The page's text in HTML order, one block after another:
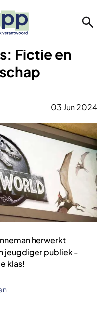
Fictie en
03 Jun 2024
herwerkt
jeugdiger publiek -
klas!